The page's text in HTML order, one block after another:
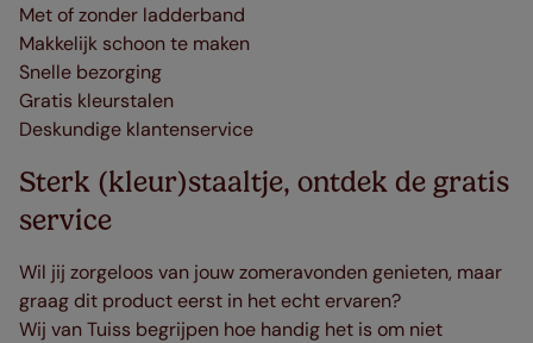
Met of zonder ladderband
Makkelijk schoon te maken
Snelle bezorging
Gratis kleurstalen
Deskundige klantenservice
Sterk (kleur)staaltje, ontdek de gratis
service
Wil jij zorgeloos van jouw zomeravonden genieten, maar
graag dit product eerst in het echt ervaren?
Wij van Tuiss begrijpen hoe handig het is om niet